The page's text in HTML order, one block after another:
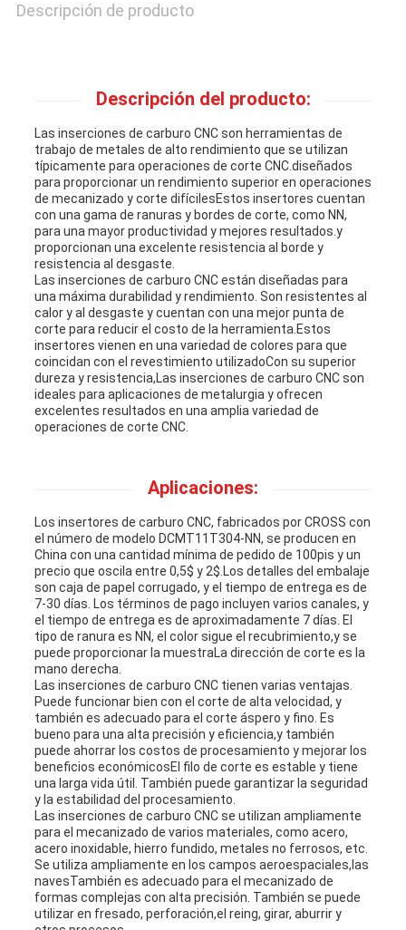
Descripción de producto
Descripción del producto:
Las inserciones de carburo CNC son herramientas de
trabajo de metales de alto rendimiento que se utilizan
típicamente para operaciones de corte CNC.diseñados
para proporcionar un rendimiento superior en operaciones
de mecanizado y corte difícilesEstos insertores cuentan
con una gama de ranuras y bordes de corte, como NN,
para una mayor productividad y mejores resultados.y
proporcionan una excelente resistencia al borde y
resistencia al desgaste.
Las inserciones de carburo CNC están diseñadas para
una máxima durabilidad y rendimiento. Son resistentes al
calor y al desgaste y cuentan con una mejor punta de
corte para reducir el costo de la herramienta.Estos
insertores vienen en una variedad de colores para que
coincidan con el revestimiento utilizadoCon su superior
dureza y resistencia,Las inserciones de carburo CNC son
ideales para aplicaciones de metalurgia y ofrecen
excelentes resultados en una amplia variedad de
operaciones de corte CNC.
Aplicaciones:
Los insertores de carburo CNC, fabricados por CROSS con
el número de modelo DCMT11T304-NN, se producen en
China con una cantidad mínima de pedido de 100pis y un
precio que oscila entre 0,5$ y 2$.Los detalles del embalaje
son caja de papel corrugado, y el tiempo de entrega es de
7-30 días. Los términos de pago incluyen varios canales, y
el tiempo de entrega es de aproximadamente 7 días. El
tipo de ranura es NN, el color sigue el recubrimiento,y se
puede proporcionar la muestraLa dirección de corte es la
mano derecha.
Las inserciones de carburo CNC tienen varias ventajas.
Puede funcionar bien con el corte de alta velocidad, y
también es adecuado para el corte áspero y fino. Es
bueno para una alta precisión y eficiencia,y también
puede ahorrar los costos de procesamiento y mejorar los
beneficios económicosEl filo de corte es estable y tiene
una larga vida útil. También puede garantizar la seguridad
y la estabilidad del procesamiento.
Las inserciones de carburo CNC se utilizan ampliamente
para el mecanizado de varios materiales, como acero,
acero inoxidable, hierro fundido, metales no ferrosos, etc.
Se utiliza ampliamente en los campos aeroespaciales,las
navesTambién es adecuado para el mecanizado de
formas complejas con alta precisión. También se puede
utilizar en fresado, perforación,el reing, girar, aburrir y